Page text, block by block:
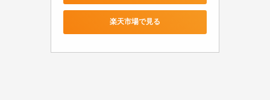
楽天市場で見る